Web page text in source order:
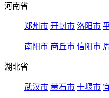
河南省
郑州市 开封市 洛阳市
南阳市 商丘市 信阳市
湖北省
武汉市 黄石市 十堰市